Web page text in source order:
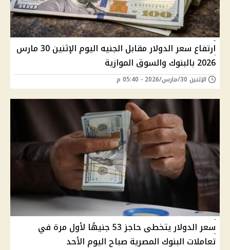
ارتفاع سعر الدولار مقابل الجنيه اليوم الإثنين 30 مارس
2026 بالبنوك والسوق الموازية
الإثنين 30/مارس/2026 - 05:40 م
سعر الدولار يتخطى حاجز 53 جنيهًا لأول مرة في
تعاملات البنوك المصرية صباح اليوم الأحد